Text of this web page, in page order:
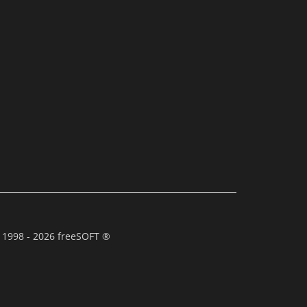
- 2026 freeSOFT ®